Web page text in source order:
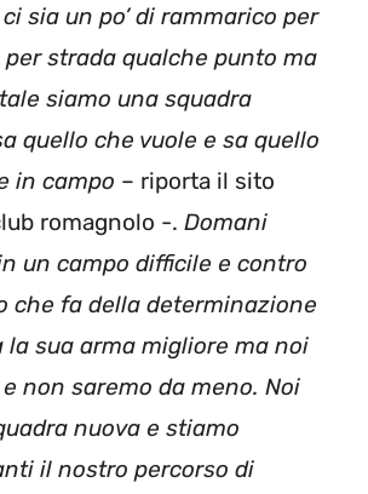
sia un po’ di rammarico per
strada qualche punto ma
siamo una squadra
quello che vuole e sa quello
in campo – riporta il sito
romagnolo -. Domani
un campo difficile e contro
che fa della determinazione
la sua arma migliore ma noi
non saremo da meno. Noi
nuova e stiamo
il nostro percorso di